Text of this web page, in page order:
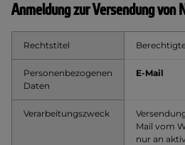
Anmeldung zur Versendung von
Rechtstitel
Personenbezogenen
Daten
E-Mail
Verarbeitungszweck
Mail vom
nur an